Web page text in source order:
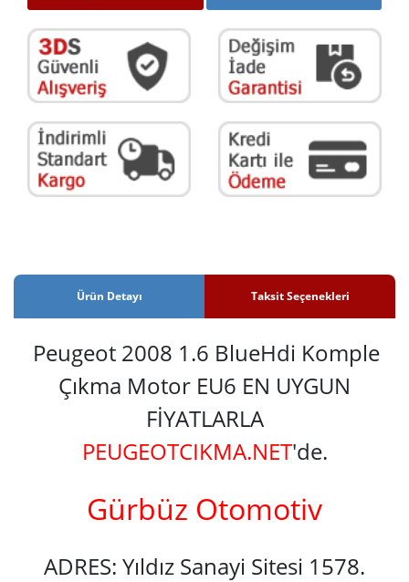
Ürün Detayı Taksit Seçenekleri
Peugeot 2008 1.6 BlueHdi Komple
Çıkma Motor EU6 EN UYGUN
FİYATLARLA
PEUGEOTCIKMA.NET'de.
Gürbüz Otomotiv
ADRES: Yıldız Sanayi Sitesi 1578.